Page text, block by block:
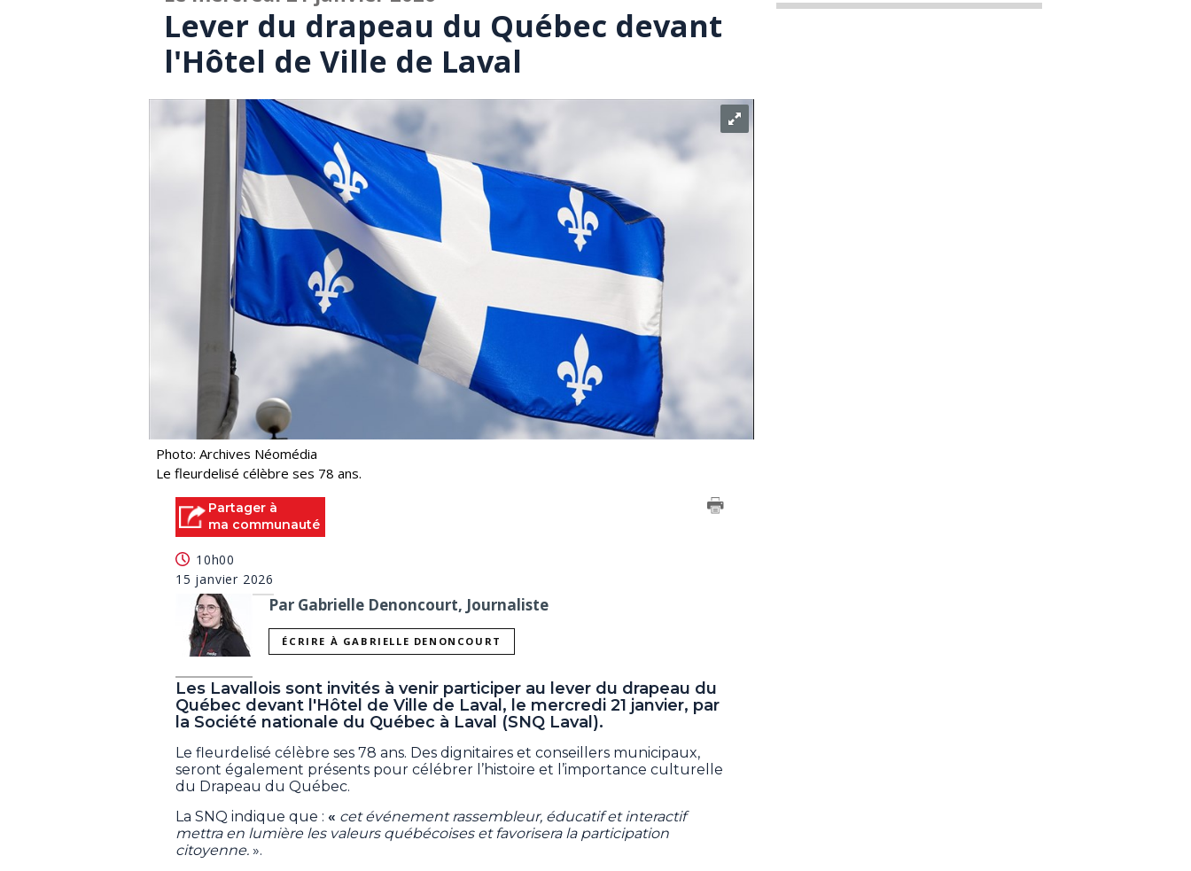
Lever du drapeau du Québec devant
l'Hôtel de Ville de Laval
Photo: Archives Néomédia
Le fleurdelisé célèbre ses 78 ans.
Partager à
ma communauté
10h00
15 janvier 2026
Par Gabrielle Denoncourt, Journaliste
ÉCRIRE À GABRIELLE DENONCOURT
Les Lavallois sont invités à venir participer au lever du drapeau du
Québec devant l'Hôtel de Ville de Laval, le mercredi 21 janvier, par
la Société nationale du Québec à Laval (SNQ Laval).
Le fleurdelisé célèbre ses 78 ans. Des dignitaires et conseillers municipaux,
seront également présents pour célébrer l’histoire et l’importance culturelle
du Drapeau du Québec.
La SNQ indique que : « cet événement rassembleur, éducatif et interactif
mettra en lumière les valeurs québécoises et favorisera la participation
citoyenne. ».